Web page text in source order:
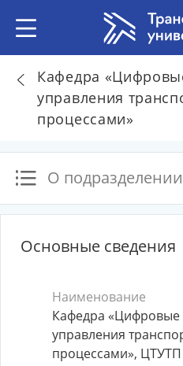
Кафедра
управления
процессами»
О подразделении
Основные сведения
Наименование
Кафедра «Цифровые
управления
процессами», ЦТУТП